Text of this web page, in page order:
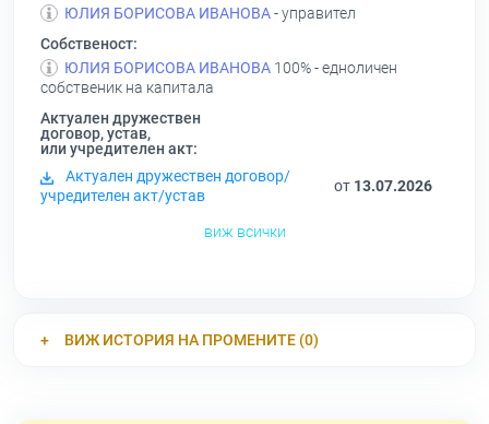
ЮЛИЯ БОРИСОВА ИВАНОВА- управител
Собственост:
ЮЛИЯ БОРИСОВА ИВАНОВА 100% - едноличен
собственик на капитала
Актуален дружествен
договор, устав,
или учредителен акт:
Актуален дружествен договор/
учредителен акт/устав
от 13.07.2026
виж всички
ВИЖ ИСТОРИЯ НА ПРОМЕНИТЕ (0)